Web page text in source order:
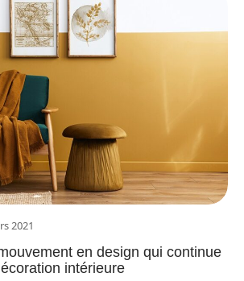
2021
en design qui continue
intérieure